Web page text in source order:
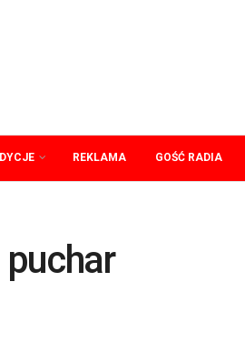
REKLAMA GOŚĆ RADIA